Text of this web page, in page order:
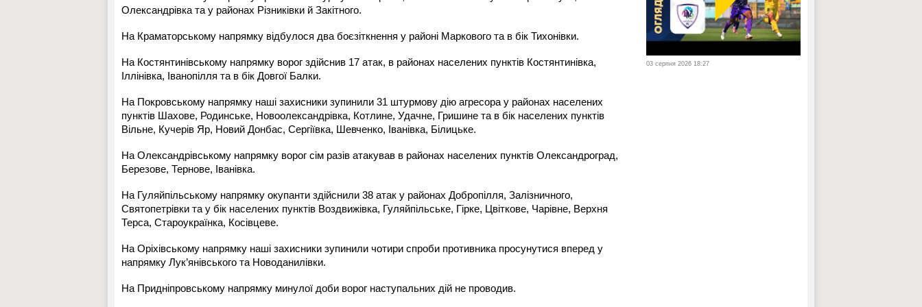
Олександрівка та у районах Різниківки й Закітного.
На Краматорському напрямку відбулося два боєзіткнення у районі Маркового та в бік Тихонівки.
На Костянтинівському напрямку ворог здійснив 17 атак, в районах населених пунктів Костянтинівка,
Іллінівка, Іванопілля та в бік Довгої Балки.
На Покровському напрямку наші захисники зупинили 31 штурмову дію агресора у районах населених
пунктів Шахове, Родинське, Новоолександрівка, Котлине, Удачне, Гришине та в бік населених пунктів
Вільне, Кучерів Яр, Новий Донбас, Сергіївка, Шевченко, Іванівка, Білицьке.
На Олександрівському напрямку ворог сім разів атакував в районах населених пунктів Олександроград,
Березове, Тернове, Іванівка.
На Гуляйпільському напрямку окупанти здійснили 38 атак у районах Добропілля, Залізничного,
Святопетрівки та у бік населених пунктів Воздвижівка, Гуляйпільське, Гірке, Цвіткове, Чарівне, Верхня
Терса, Староукраїнка, Косівцеве.
На Оріхівському напрямку наші захисники зупинили чотири спроби противника просунутися вперед у
напрямку Лук’янівського та Новоданилівки.
На Придніпровському напрямку минулої доби ворог наступальних дій не проводив.
03 серпня 2026 18:27